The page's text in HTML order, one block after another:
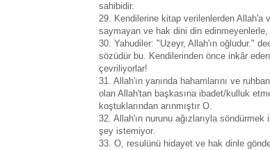
sahibidir.
29. Kendilerine kitap verilenlerden Allah'a
saymayan ve hak dini din
30. Yahudiler: "Uzeyr, Allah'ın oğludur."
sözüdür bu. Kendilerinden önce inkâr
çevriliyorlar!
31. Allah'ın yanında hahamlarını ve
olan Allah'tan başkasına ibadet/kulluk
koştuklarından arınmıştır O.
32. Allah'ın nurunu ağızlarıyla
şey istemiyor.
33. O, resulünü hidayet ve hak dinle